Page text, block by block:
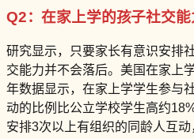
Q2：在家上学的孩子社交能
研究显示，只要家长有意识安排
交能力并不会落后。美国在家上
年数据显示，在家上学学生参与
动的比例比公立学校学生高约
安排3次以上有组织的同龄人互动